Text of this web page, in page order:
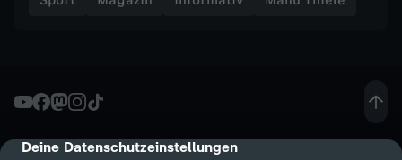
cmp-dialog-description
Deine Datenschutzeinstellungen
c
h